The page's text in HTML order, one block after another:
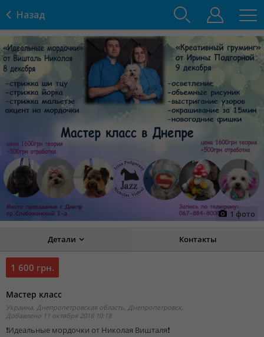
Назад
1 фото
Детали Контакты
1 600 грн.
Мастер класс
Украина, Днепропетровская область, Днепропетровск,
Добавлено 11 октября 2018 10:18
❗Идеальные мордочки от Николая Вишталя❗